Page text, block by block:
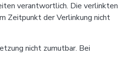
verantwortlich. Die verlinkten
Zeitpunkt der Verlinkung nicht
nicht zumutbar. Bei